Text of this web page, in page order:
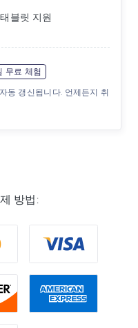
블릿 지원
무료 체험
동 갱신됩니다. 언제든지 취
방법: